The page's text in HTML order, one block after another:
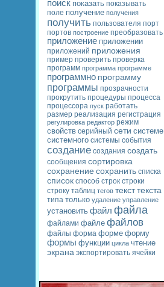
поиск показать показывать
поле получение получения
получить пользователя порт
портов построение преобразовать
приложение приложении
приложений приложения
пример проверить проверка
программ программа программе
программно программу
программы прозрачности
прокрутить процедуры процесса
процессора пуск работать
размер реализация регистрация
регулировка редактор режим
свойств серийный сети системе
системного системы события
создание создания создать
сообщения сортировка
сохранение сохранить списка
список способ строк строки
строку таблиц тегов тексттекста
типа только удаление управление
установить файл файла
файлами файле файлов
файлы форма форме форму
формы функции цикла чтение
экрана экспортировать ячейки